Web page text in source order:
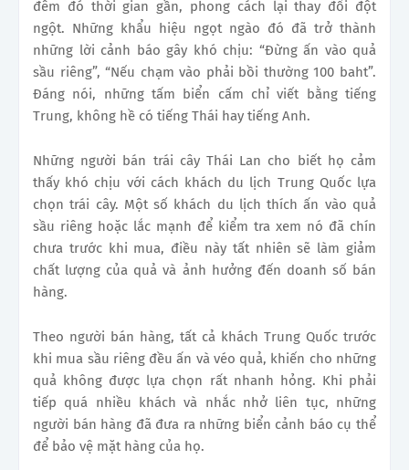
đêm đó thời gian gần, phong cách lại thay đổi đột
ngột. Những khẩu hiệu ngọt ngào đó đã trở thành
những lời cảnh báo gây khó chịu: “Đừng ấn vào quả
sầu riêng”, “Nếu chạm vào phải bồi thường 100 baht”.
Đáng nói, những tấm biển cấm chỉ viết bằng tiếng
Trung, không hề có tiếng Thái hay tiếng Anh.
Những người bán trái cây Thái Lan cho biết họ cảm
thấy khó chịu với cách khách du lịch Trung Quốc lựa
chọn trái cây. Một số khách du lịch thích ấn vào quả
sầu riêng hoặc lắc mạnh để kiểm tra xem nó đã chín
chưa trước khi mua, điều này tất nhiên sẽ làm giảm
chất lượng của quả và ảnh hưởng đến doanh số bán
hàng.
Theo người bán hàng, tất cả khách Trung Quốc trước
khi mua sầu riêng đều ấn và véo quả, khiến cho những
quả không được lựa chọn rất nhanh hỏng. Khi phải
tiếp quá nhiều khách và nhắc nhở liên tục, những
người bán hàng đã đưa ra những biển cảnh báo cụ thể
để bảo vệ mặt hàng của họ.